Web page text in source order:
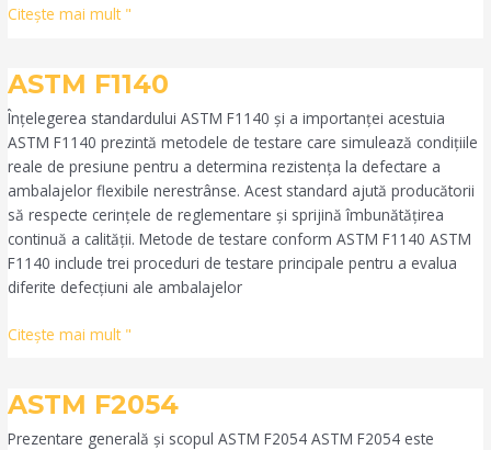
Citeşte mai mult "
ASTM F1140
Înțelegerea standardului ASTM F1140 și a importanței acestuia
ASTM F1140 prezintă metodele de testare care simulează condițiile
reale de presiune pentru a determina rezistența la defectare a
ambalajelor flexibile nerestrânse. Acest standard ajută producătorii
să respecte cerințele de reglementare și sprijină îmbunătățirea
continuă a calității. Metode de testare conform ASTM F1140 ASTM
F1140 include trei proceduri de testare principale pentru a evalua
diferite defecțiuni ale ambalajelor
ASTM
Citeşte mai mult "
ASTM F2054
Prezentare generală și scopul ASTM F2054 ASTM F2054 este
ASTM